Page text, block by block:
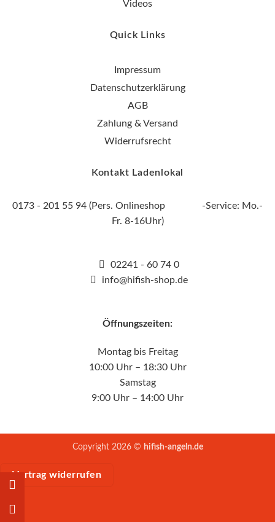
Videos
Quick Links
Impressum
Datenschutzerklärung
AGB
Zahlung & Versand
Widerrufsrecht
Kontakt Ladenlokal
0173 - 201 55 94 (Pers. Onlineshop -Service: Mo.-
Fr. 8-16Uhr)
02241 - 60 74 0
info@hifish-shop.de
Öffnungszeiten:
Montag bis Freitag
10:00 Uhr – 18:30 Uhr
Samstag
9:00 Uhr – 14:00 Uhr
Copyright 2026 © hifish-angeln.de
Vertrag widerrufen